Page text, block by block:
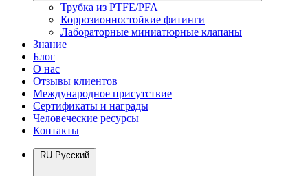
Трубка из PTFE/PFA
Коррозионностойкие фитинги
Лабораторные миниатюрные клапаны
Знание
Блог
О нас
Отзывы клиентов
Международное присутствие
Сертификаты и награды
Человеческие ресурсы
Контакты
RU Русский